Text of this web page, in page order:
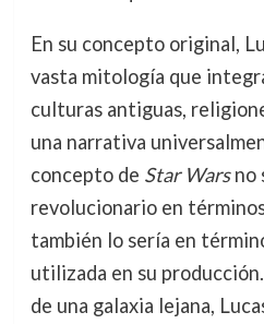
En su concepto original,
vasta mitología que
culturas antiguas,
una narrativa
concepto de Star Warsno
revolucionario en
también lo sería en
utilizada en su
de una galaxia lejana,